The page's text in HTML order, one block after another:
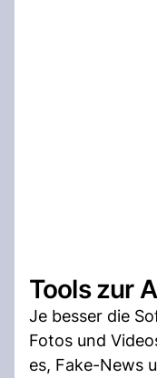
Tools zur
Je besser die
Fotos und
es, Fake-News